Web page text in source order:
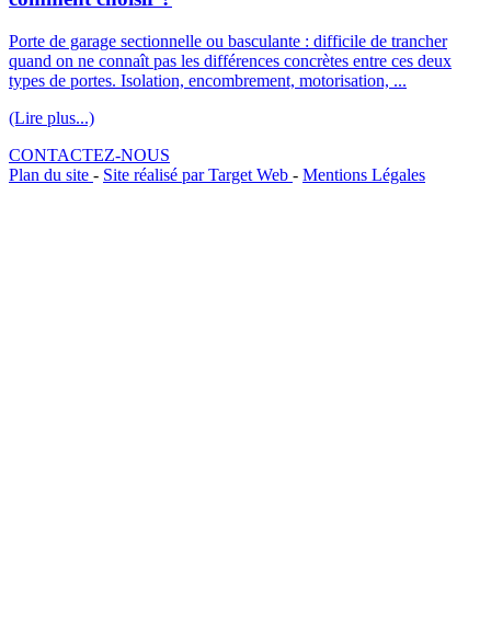
Porte de garage sectionnelle ou basculante : difficile de trancher
quand on ne connaît pas les différences concrètes entre ces deux
types de portes. Isolation, encombrement, motorisation, ...
(Lire plus...)
CONTACTEZ-NOUS
Plan du site - Site réalisé par Target Web - Mentions Légales